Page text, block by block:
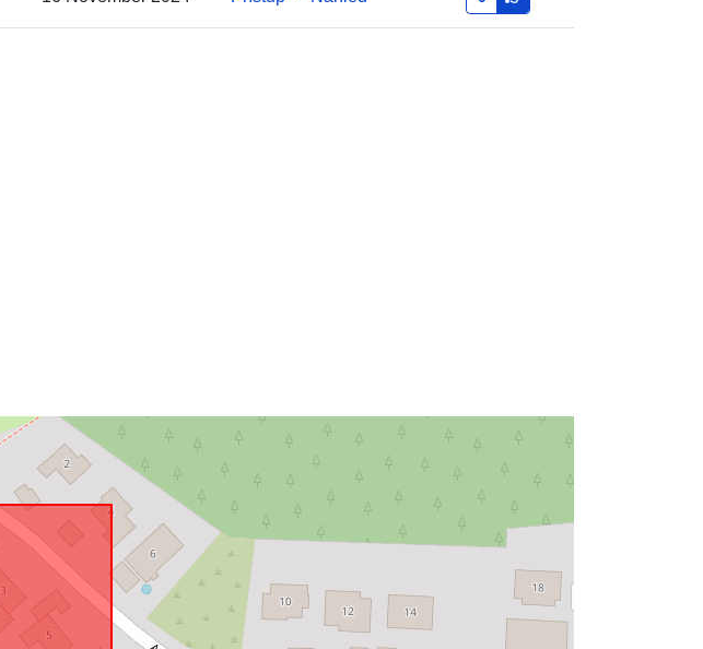
Místní: Souřadnice: [ [ 8.5451437,
c204a3-99f0-4c79-920e-
e12853f9e7a4